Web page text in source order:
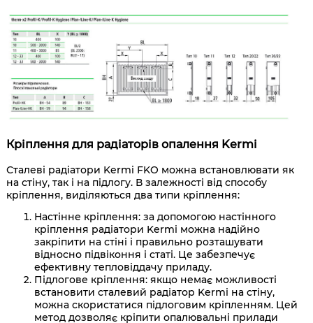
Кріплення для радіаторів опалення Kermi
Сталеві радіатори Kermi FKO можна встановлювати як
на стіну, так і на підлогу. В залежності від способу
кріплення, виділяються два типи кріплення:
Настінне кріплення: за допомогою настінного
кріплення радіатори Kermi можна надійно
закріпити на стіні і правильно розташувати
відносно підвіконня і статі. Це забезпечує
ефективну тепловіддачу приладу.
Підлогове кріплення: якщо немає можливості
встановити сталевий радіатор Kermi на стіну,
можна скористатися підлоговим кріпленням. Цей
метод дозволяє кріпити опалювальні прилади